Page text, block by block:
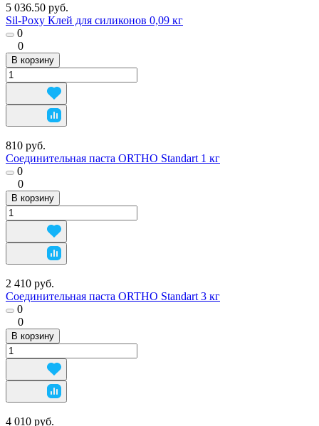
5 036.50 руб.
Sil-Poxy Клей для силиконов 0,09 кг
0
0
В корзину
810 руб.
Соединительная паста ORTHO Standart 1 кг
0
0
В корзину
2 410 руб.
Соединительная паста ORTHO Standart 3 кг
0
0
В корзину
4 010 руб.